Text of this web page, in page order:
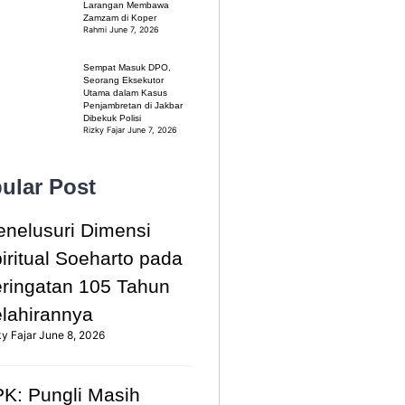
Larangan Membawa
Zamzam di Koper
Rahmi June 7, 2026
Sempat Masuk DPO,
Seorang Eksekutor
Utama dalam Kasus
Penjambretan di Jakbar
Dibekuk Polisi
Rizky FajarJune 7, 2026
Post
Dimensi
Soeharto pada
105 Tahun
FajarJune 8, 2026
Pungli Masih